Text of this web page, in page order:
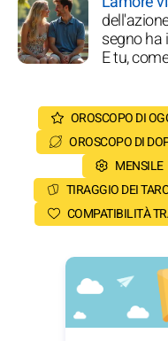
segno ha
E tu,
OROSCOPO DI
OROSCOPO DI
MENSILE
TIRAGGIO DEI
COMPATIBILITÀ